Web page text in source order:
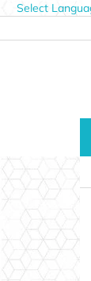
Select
na